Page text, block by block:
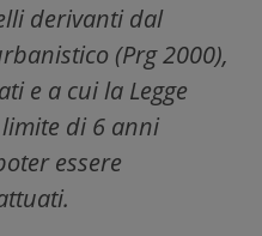
derivanti dal
(Prg 2000),
e a cui la Legge
di 6 anni
essere